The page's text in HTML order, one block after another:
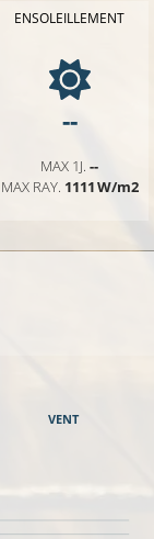
ENSOLEILLEMENT
--
MAX 1J.--
MAX RAY. 1111 W/m2
VENT